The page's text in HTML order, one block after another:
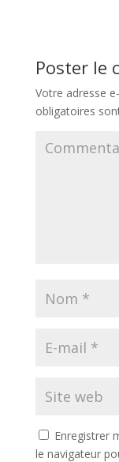
Poster le
Votre adresse
obligatoires
Enregistrer
le navigateur